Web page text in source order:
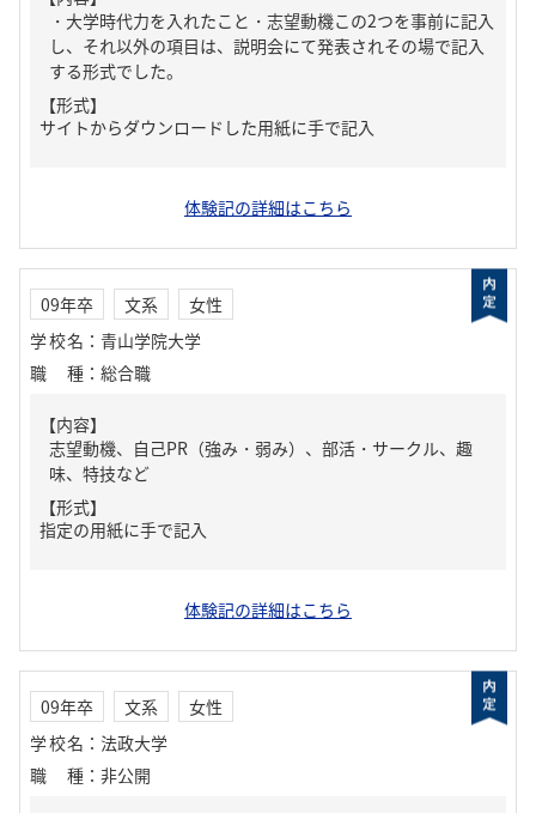
・大学時代力を入れたこと・志望動機この2つを事前に記入
し、それ以外の項目は、説明会にて発表されその場で記入
する形式でした。
【形式】
サイトからダウンロードした用紙に手で記入
体験記の詳細はこちら
09年卒 文系
女性
学校名 ： 青山学院大学
職種 ： 総合職
【内容】
志望動機、自己PR（強み・弱み）、部活・サークル、趣
味、特技など
【形式】
指定の用紙に手で記入
体験記の詳細はこちら
09年卒 文系
女性
学校名 ： 法政大学
職種 ： 非公開